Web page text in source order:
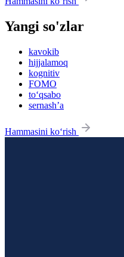
Yangi so'zlar
kavokib
hijjalamoq
kognitiv
FOMO
to‘qsabo
sernash’a
Hammasini ko‘rish